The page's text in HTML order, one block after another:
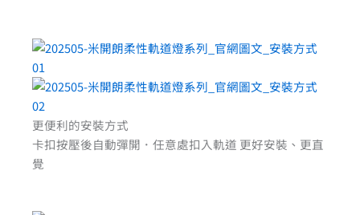
更便利的安裝方式
卡扣按壓後自動彈開．任意處扣入軌道 更好安裝、更直
覺